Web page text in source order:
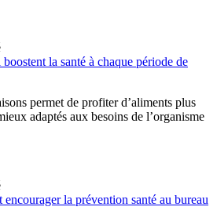
la santé à chaque période de
permet de profiter d’aliments plus
adaptés aux besoins de l’organisme
encourager la prévention santé au bureau